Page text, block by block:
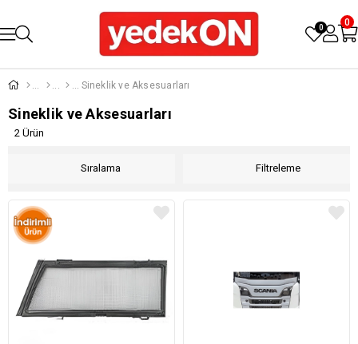
0 0
Sineklik ve Aksesuarları
Sineklik ve Aksesuarları
Filtreleme
Sıralama
2 Ürün